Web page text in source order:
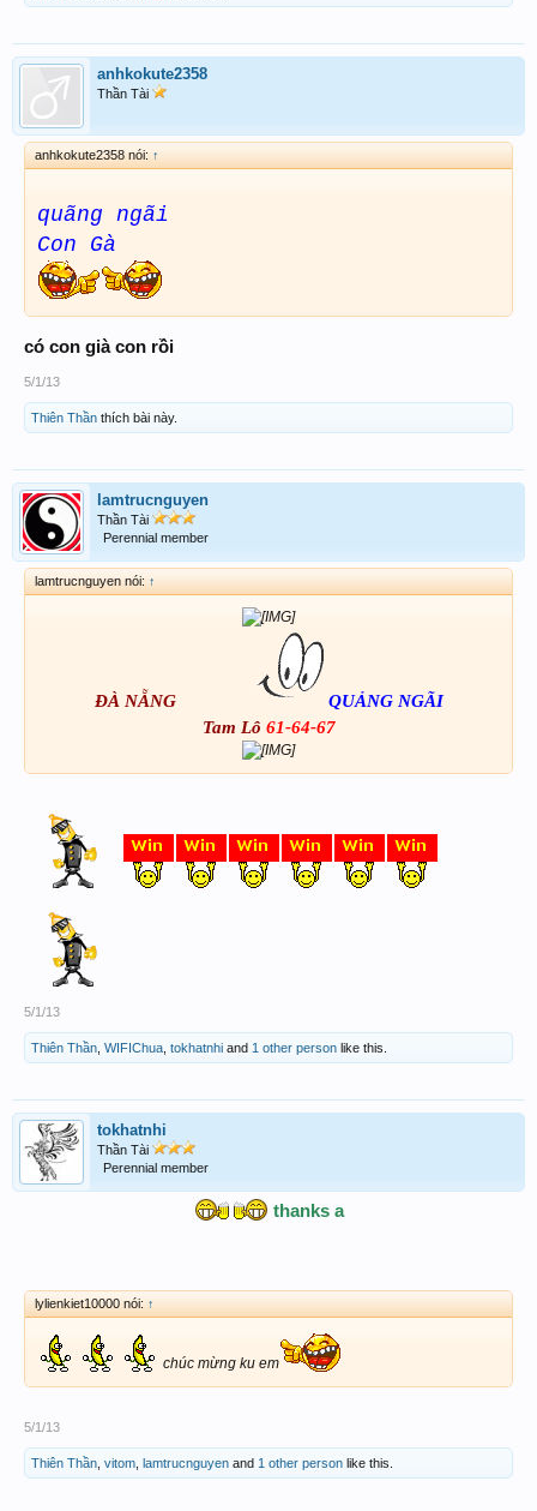
anhkokute2358
Thần Tài
anhkokute2358 nói: ↑
quãng ngãi
Con Gà
có con già con rồi
5/1/13
Thiên Thần thích bài này.
lamtrucnguyen
Thần Tài
Perennial member
lamtrucnguyen nói: ↑
ĐÀ NẴNG
QUẢNG NGÃI
Tam Lô 61-64-67
5/1/13
Thiên Thần WIFIChua tokhatnhi and 1 other person like this.
tokhatnhi
Thần Tài
Perennial member
thanks a​
lylienkiet10000 nói: ↑
chúc mừng ku em
5/1/13
Thiên Thần vitom lamtrucnguyen and 1 other person like this.